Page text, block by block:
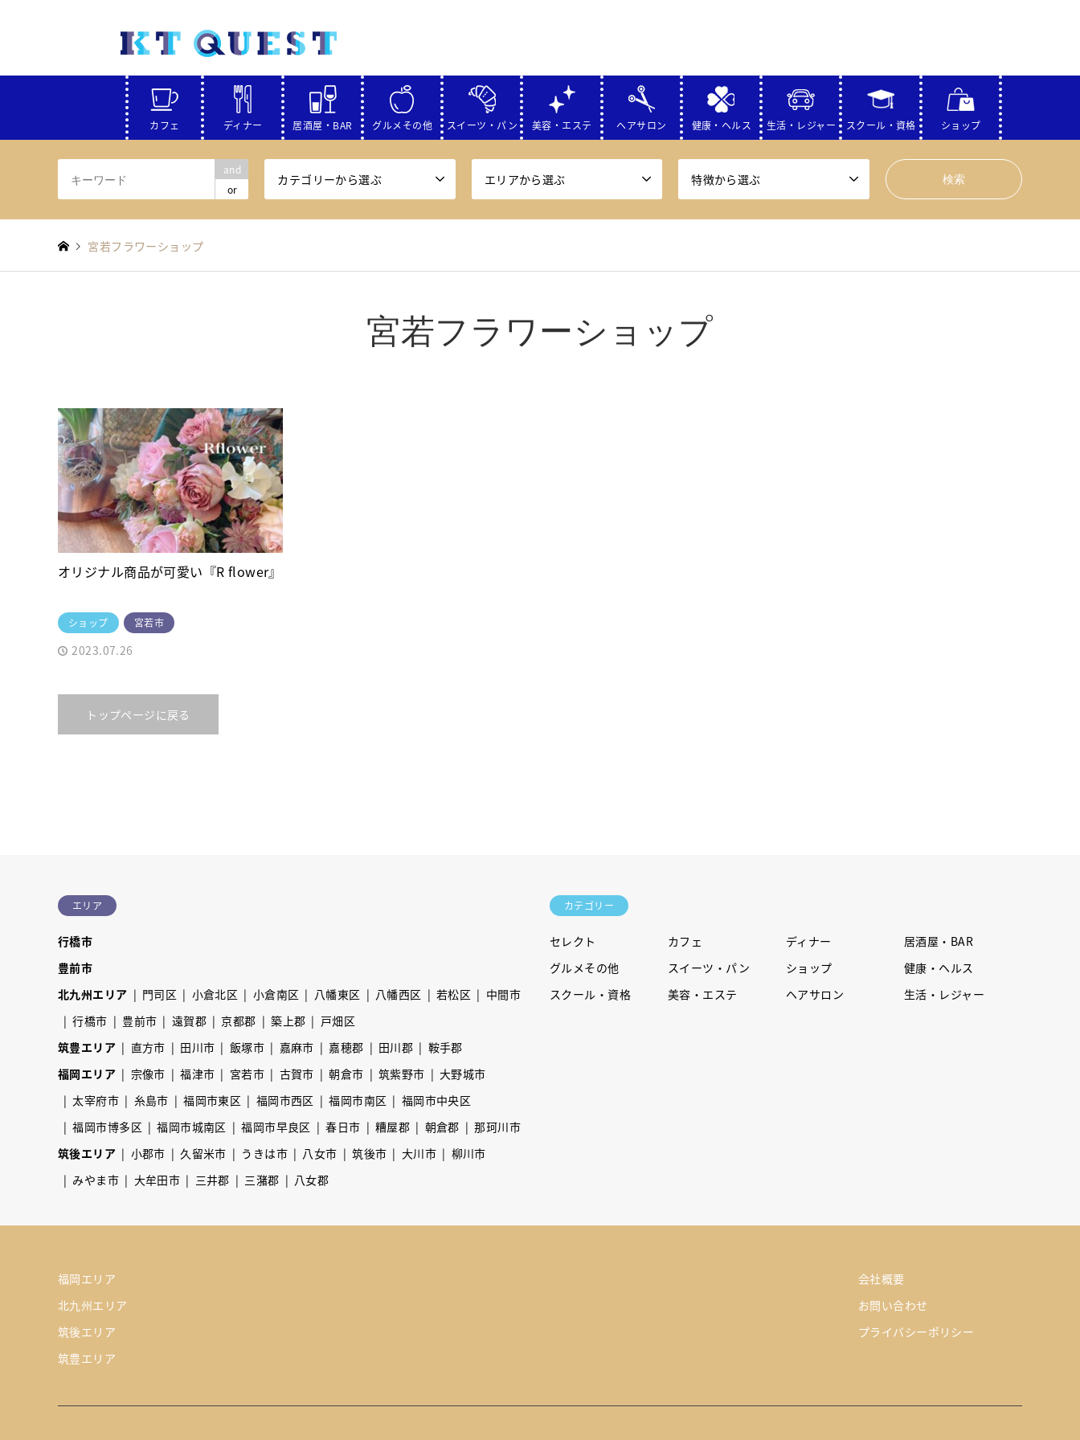
カフェ ディナー 居酒屋・BAR グルメその他 スイーツ・パン 美容・エステ ヘアサロン 健康・ヘルス 生活・レジャー スクール・資格 ショップ
and
or
カテゴリーから選ぶ エリアから選ぶ 特徴から選ぶ
宮若フラワーショップ
宮若フラワーショップ
オリジナル商品が可愛い『R flower』
ショップ 宮若市
2023.07.26
トップページに戻る
エリア
行橋市
豊前市
北九州エリア
門司区 小倉北区 小倉南区 八幡東区 八幡西区 若松区
中間市
行橋市
豊前市 遠賀郡 京都郡 築上郡
戸畑区
筑豊エリア
直方市 田川市 飯塚市 嘉麻市 嘉穂郡 田川郡
鞍手郡
福岡エリア
宗像市 福津市 宮若市 古賀市 朝倉市 筑紫野市
大野城市
太宰府市
糸島市 福岡市東区 福岡市西区 福岡市南区
福岡市中央区
福岡市博多区
福岡市城南区 福岡市早良区 春日市 糟屋郡 朝倉郡
那珂川市
筑後エリア
小郡市 久留米市 うきは市 八女市 筑後市 大川市
柳川市
みやま市
大牟田市 三井郡 三潴郡 八女郡
カテゴリー
セレクト カフェ ディナー
居酒屋・BAR
グルメその他
スイーツ・パン ショップ
健康・ヘルス
スクール・資格
美容・エステ ヘアサロン 生活・レジャー
福岡エリア
北九州エリア
筑後エリア
筑豊エリア
会社概要
お問い合わせ
プライバシーポリシー